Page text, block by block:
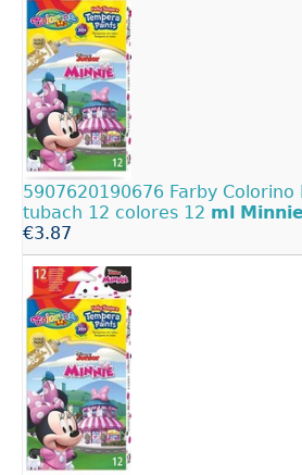
5907620190676 Farby Colorino
tubach 12 colores 12 ml Minnie
€3.87